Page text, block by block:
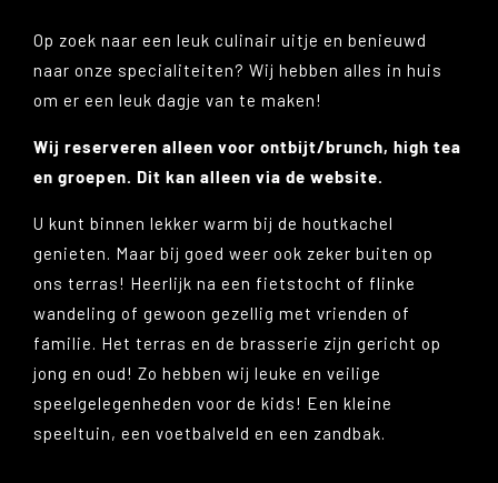
Op zoek naar een leuk culinair uitje en benieuwd
naar onze specialiteiten? Wij hebben alles in huis
om er een leuk dagje van te maken!
Wij reserveren alleen voor ontbijt/brunch, high tea
en groepen. Dit kan alleen via de website.
U kunt binnen lekker warm bij de houtkachel
genieten. Maar bij goed weer ook zeker buiten op
ons terras! Heerlijk na een fietstocht of flinke
wandeling of gewoon gezellig met vrienden of
familie. Het terras en de brasserie zijn gericht op
jong en oud! Zo hebben wij leuke en veilige
speelgelegenheden voor de kids! Een kleine
speeltuin, een voetbalveld en een zandbak.